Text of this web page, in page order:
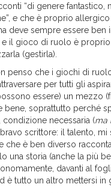
“di genere fantastico,
e che è proprio
deve sempre essere ben
e il gioco di ruolo è
(gestirla).
penso che i giochi di
per tutti gli
essere) un mezzo
bene, soprattutto perché
condizione necessaria (ma
scrittore: il talento, mi
che è ben diverso
una storia (anche la più
davanti al
è tutto un altro mettersi in